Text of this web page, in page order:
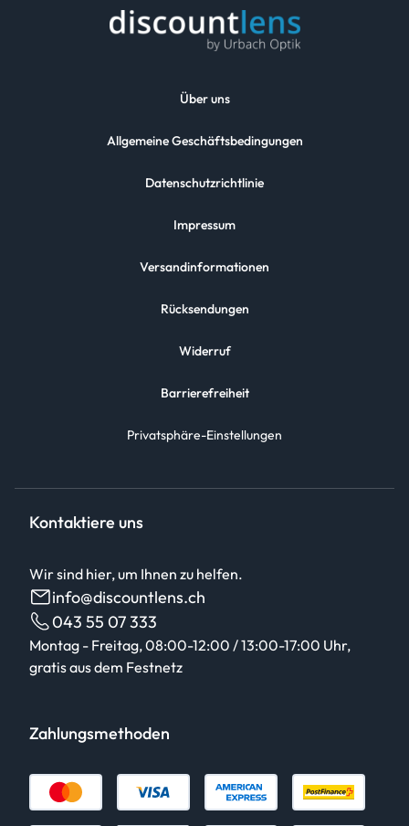
Über uns
Allgemeine Geschäftsbedingungen
Datenschutzrichtlinie
Impressum
Versandinformationen
Rücksendungen
Widerruf
Barrierefreiheit
Privatsphäre-Einstellungen
Kontaktiere uns
Wir sind hier, um Ihnen zu helfen.
info@discountlens.ch
043 55 07 333
Montag - Freitag, 08:00-12:00 / 13:00-17:00 Uhr,
gratis aus dem Festnetz
Zahlungsmethoden